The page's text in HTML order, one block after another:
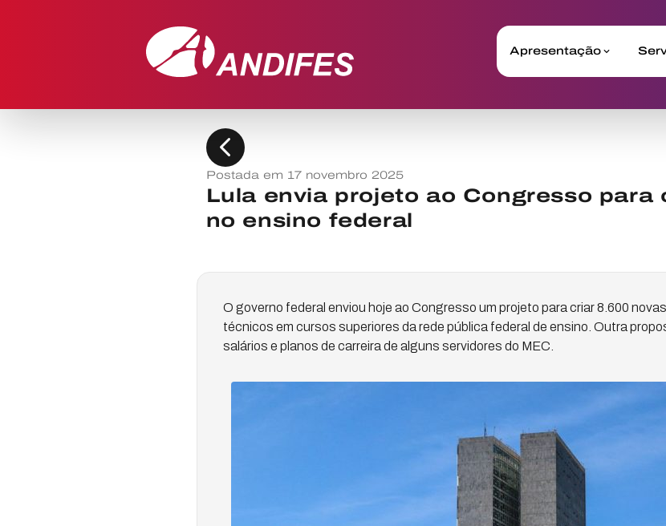
Apresentação
chevron_left
Postada em 17 novembro 2025
Lula envia projeto ao Congresso para
no ensino federal
O governo federal enviou hoje ao Congresso um projeto para criar 8.600
técnicos em cursos superiores da rede pública federal de ensino. Outra
salários e planos de carreira de alguns servidores do MEC.